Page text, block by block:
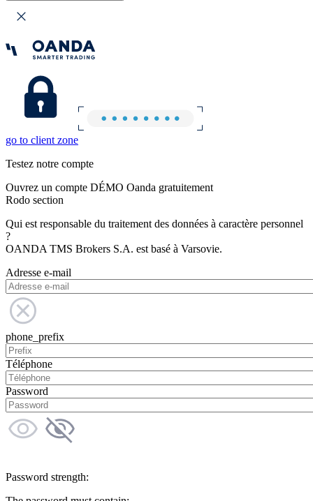
go to client zone
Testez notre compte
Ouvrez un compte DÉMO Oanda gratuitement
Rodo section
Qui est responsable du traitement des données à caractère personnel
?
OANDA TMS Brokers S.A. est basé à Varsovie.
Adresse e-mail
phone_prefix
Téléphone
Password
Password strength: